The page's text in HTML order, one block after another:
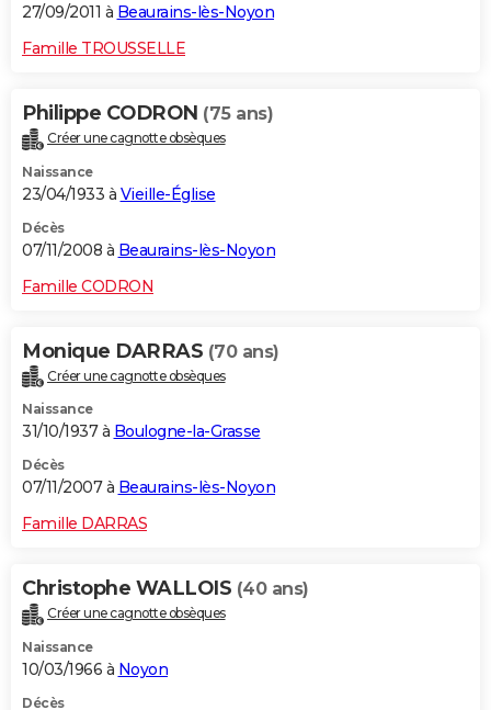
27/09/2011 à Beaurains-lès-Noyon
Famille TROUSSELLE
Philippe CODRON (75 ans)
Créer une cagnotte obsèques
Naissance
23/04/1933 à Vieille-Église
Décès
07/11/2008 à Beaurains-lès-Noyon
Famille CODRON
Monique DARRAS (70 ans)
Créer une cagnotte obsèques
Naissance
31/10/1937 à Boulogne-la-Grasse
Décès
07/11/2007 à Beaurains-lès-Noyon
Famille DARRAS
Christophe WALLOIS (40 ans)
Créer une cagnotte obsèques
Naissance
10/03/1966 à Noyon
Décès